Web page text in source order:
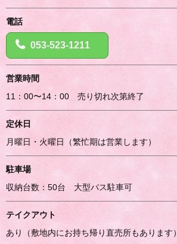
電話
053-523-1211
営業時間
11：00〜14：00 売り切れ次第終了
定休日
月曜日・火曜日（繁忙期は営業します）
駐車場
収納台数：50台 大型バス駐車可
テイクアウト
あり（敷地内にお持ち帰り直売所もあります）